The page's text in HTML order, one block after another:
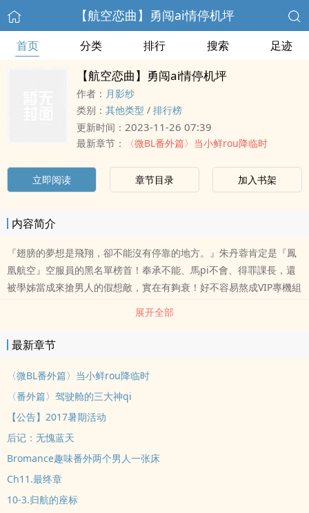
【航空恋曲】勇闯ai情停机坪
首页 分类 排行 搜索 足迹
【航空恋曲】勇闯ai情停机坪
作者： 月影纱
类别： 其他类型 / 排行榜
更新时间： 2023-11-26 07:39
最新章节： 〈微BL番外篇〉当小鲜rou降临时
立即阅读 章节目录 加入书架
内容简介
『翅膀的夢想是飛翔，卻不能沒有停靠的地方。』朱丹蓉肯定是『鳳
凰航空』空服員的黑名單榜首！奉承不能、馬pi不會、得罪課長，還
被學姊當成來搶男人的假想敵，實在有夠衰！好不容易熬成VIP專機組
員，卻惹到『鳳凰航空』裡最不該沾的傢伙，被誤解卻百kou莫辯......
天公伯啊！當空服員為什麼會讓人生變得好複雜？簡任翔的生活只剩
下飛行。shen為機師，高薪、自由、shen邊圍繞著美女，所有男人
全與責任，壓在飛行員肩上的重擔，是他說不出kou黑歷史的關鍵。
他早已決定封閉自己的心，斷絕對美好的奢望。直到遇見坦率、倔
飛的機會嗎？理智拒絕重蹈覆轍，心卻要我緊追妳的方向.......愛qing
與責任，是互相拉扯、背dao而馳？或是互為表裡、一體兩面？只有
一個方法，才能知dao真正的答案。_____________________________?
2016/09/30登上[濃qing館]熱門新書接檔故事【總裁就要十分甜】已
與大家見面，目前連載中！歡迎大家收書！?FB粉絲專頁『月影紗』--
展开全部
最新章节
〈微BL番外篇〉当小鲜rou降临时
〈番外篇〉驾驶舱的三大神qi
【公告】2017暑期活动
后记：无愧蓝天
Bromance趣味番外两个男人一张床
Ch11.最终章
10-3.归航的座标